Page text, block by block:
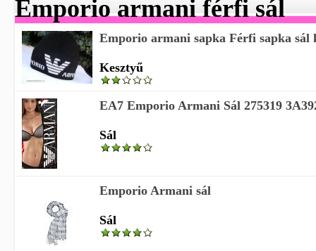
Emporio armani férfi sál
Emporio armani sapka Férfi sapka sál
Kesztyű
EA7 Emporio Armani Sál 275319
Sál
Emporio Armani sál
Sál